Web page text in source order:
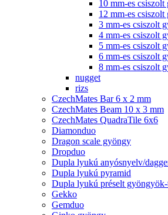
10 mm-es
12 mm-es
3 mm-es csiszolt
4 mm-es csiszolt
5 mm-es csiszolt
6 mm-es csiszolt
8 mm-es csiszolt
nugget
rizs
CzechMates Bar 6 x 2 mm
CzechMates Beam 10 x 3 mm
CzechMates QuadraTile 6x6
Diamonduo
Dragon scale gyöngy
Dropduo
Dupla lyukú anyósnyelv/
Dupla lyukú pyramid
Dupla lyukú préselt
Gekko
Gemduo